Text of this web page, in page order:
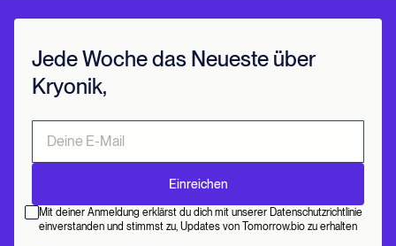
Jede Woche das Neueste über
Kryonik,
Mit deiner Anmeldung erklärst du dich mit unserer Datenschutzrichtlinie
einverstanden und stimmst zu, Updates von Tomorrow.bio zu erhalten